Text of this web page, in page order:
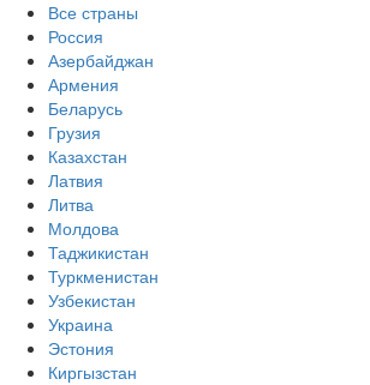
Все страны
Россия
Азербайджан
Армения
Беларусь
Грузия
Казахстан
Латвия
Литва
Молдова
Таджикистан
Туркменистан
Узбекистан
Украина
Эстония
Киргызстан